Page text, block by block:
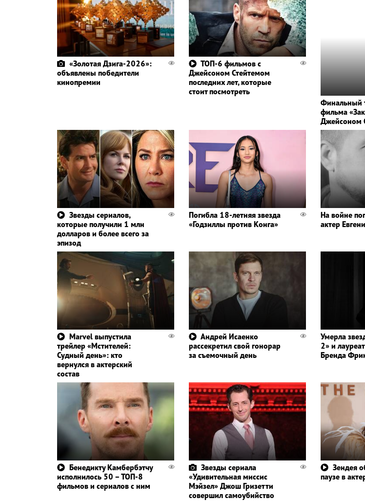
«Золотая Дзига-2026»:
объявлены победители
кинопремии
ТОП-6 фильмов с
Джейсоном Стейтемом
последних лет, которые
стоит посмотреть
Финальный
фильма
Джейсоном
Звезды сериалов,
которые получили 1 млн
долларов и более всего за
эпизод
Погибла 18-летняя звезда
«Годзиллы против Конга»
На войне
актер
Marvel выпустила
трейлер «Мстителей:
Судный день»: кто
вернулся в актерский
состав
Андрей Исаенко
рассекретил свой гонорар
за съемочный день
Умерла
2» и
Бренда
Бенедикту Камбербэтчу
исполнилось 50 – ТОП-8
фильмов и сериалов с ним
Звезды сериала
«Удивительная миссис
Мэйзел» Джош Гризетти
совершил самоубийство
Зендея
паузе в